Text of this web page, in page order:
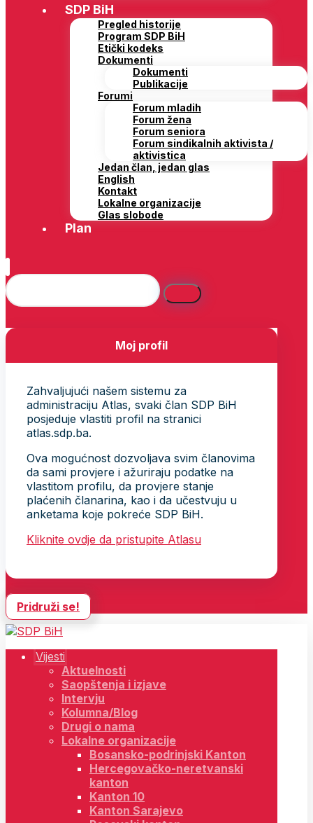
SDP BiH
Pregled historije
Program SDP BiH
Etički kodeks
Dokumenti
Dokumenti
Publikacije
Forumi
Forum mladih
Forum žena
Forum seniora
Forum sindikalnih aktivista /
aktivistica
Jedan član, jedan glas
English
Kontakt
Lokalne organizacije
Glas slobode
Plan
Moj profil
Zahvaljujući našem sistemu za
administraciju Atlas, svaki član SDP BiH
posjeduje vlastiti profil na stranici
atlas.sdp.ba.
Ova mogućnost dozvoljava svim članovima
da sami provjere i ažuriraju podatke na
vlastitom profilu, da provjere stanje
plaćenih članarina, kao i da učestvuju u
anketama koje pokreće SDP BiH.
Kliknite ovdje da pristupite Atlasu
Pridruži se!
Vijesti
Aktuelnosti
Saopštenja i izjave
Intervju
Kolumna/Blog
Drugi o nama
Lokalne organizacije
Bosansko-podrinjski Kanton
Hercegovačko-neretvanski
kanton
Kanton 10
Kanton Sarajevo